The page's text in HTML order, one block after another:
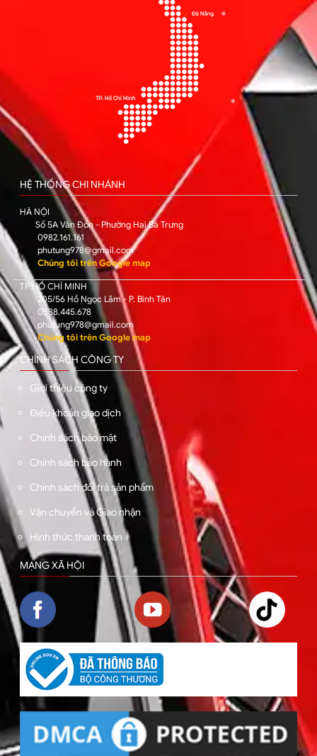
HỆ THỐNG CHI NHÁNH
HÀ NỘI
Số 5A Vân Đồn - Phường Hai Bà Trưng
0982.161.161
phutung978@gmail.com
Chúng tôi trên Google map
TP HỒ CHÍ MINH
205/56 Hồ Ngọc Lãm - P. Bình Tân
0588.445.678
phutung978@gmail.com
Chúng tôi trên Google map
CHÍNH SÁCH CÔNG TY
Giới thiệu công ty
Điều khoản giao dịch
Chính sách bảo mật
Chính sách bảo hành
Chính sách đổi trả sản phẩm
Vận chuyển và Giao nhận
Hình thức thanh toán
MẠNG XÃ HỘI